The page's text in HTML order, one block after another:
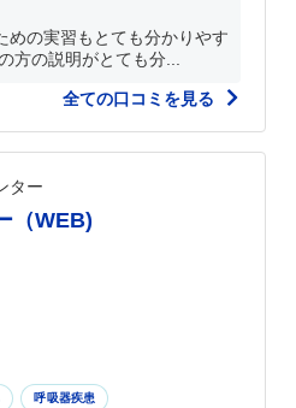
めの実習もとても分かりやす
方の説明がとても分...
全ての口コミを見る
ター
（WEB)
呼吸器疾患